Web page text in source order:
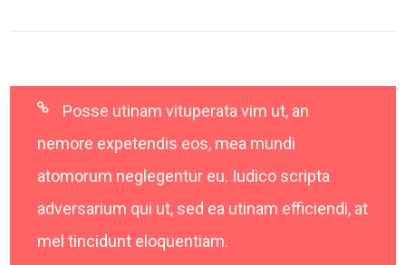
Posse utinam vituperata vim ut, an
nemore expetendis eos, mea mundi
atomorum neglegentur eu. Iudico scripta
adversarium qui ut, sed ea utinam efficiendi, at
mel tincidunt eloquentiam.